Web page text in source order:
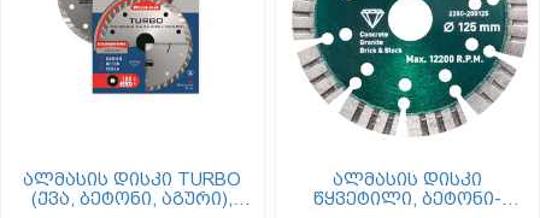
ალმასის დისკი TURBO
(ქვა, ბეტონი, აგური),
ალმასის დისკი
წყვეტილი, ბეტონი-